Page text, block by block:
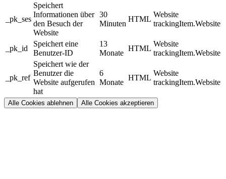
_pk_ses
Speichert
Informationen über
den Besuch der
Website
30
Minuten
HTML
Website
trackingItem.Website
_pk_id
Speichert eine
Benutzer-ID
13
Monate
HTML
Website
trackingItem.Website
_pk_ref
Speichert wie der
Benutzer die
Website aufgerufen
hat
6
Monate
HTML
Website
trackingItem.Website
Alle Cookies ablehnen Alle Cookies akzeptieren